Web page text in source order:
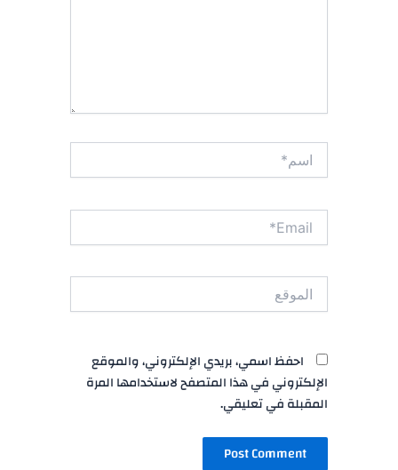
اسم*
Email*
الموقع
احفظ اسمي، بريدي الإلكتروني، والموقع
الإلكتروني في هذا المتصفح لاستخدامها المرة
المقبلة في تعليقي.